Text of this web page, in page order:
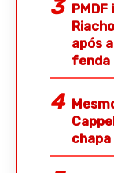
após
fenda
chapa